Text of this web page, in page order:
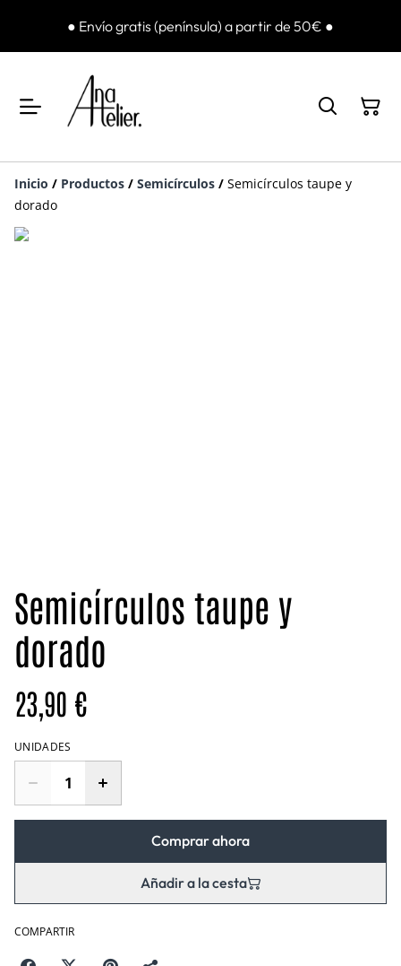
● Envío gratis (península) a partir de 50€ ●
Inicio / Productos / Semicírculos / Semicírculos taupe y
dorado
Semicírculos taupe y
dorado
23,90 €
UNIDADES
Comprar ahora
Añadir a la cesta
COMPARTIR